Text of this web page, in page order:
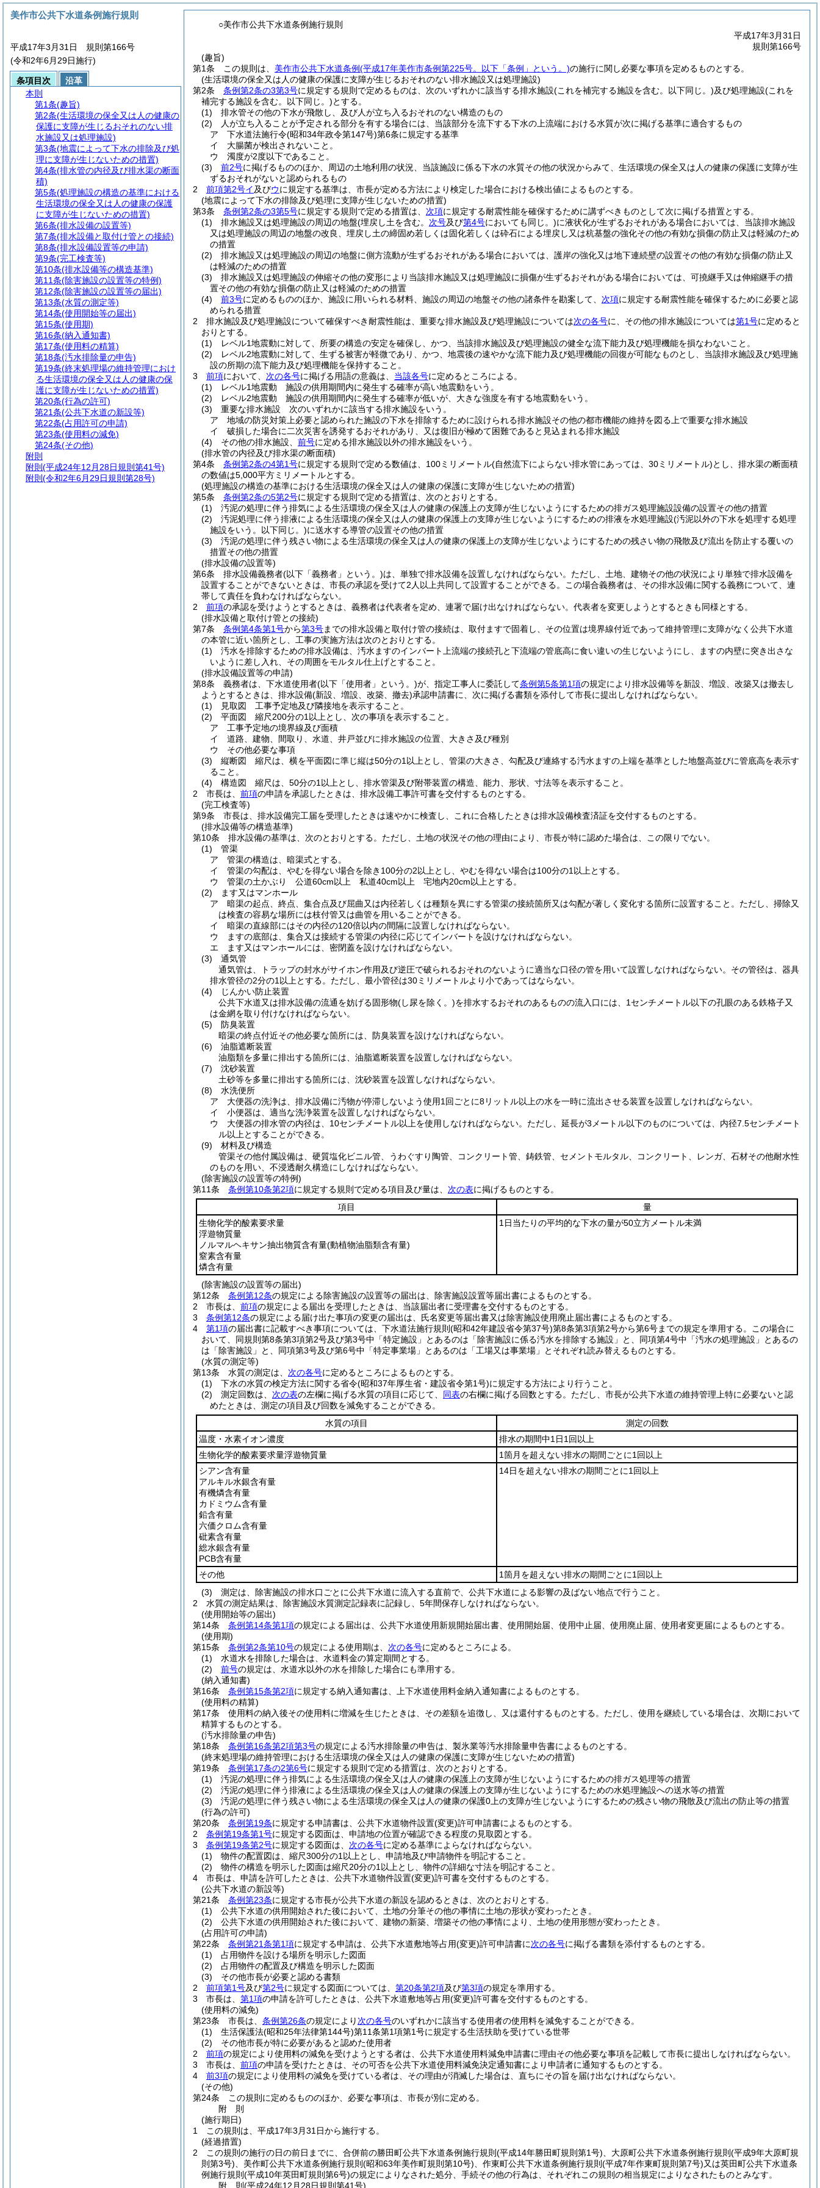
○美作市公共下水道条例施行規則
平成17年3月31日
規則第166号
(趣旨)
第1条
この規則は、 美作市公共下水道条例(平成17年美作市条例第225号。以下「条例」という。)の施行に関し必要な事項を定めるものとする。
(生活環境の保全又は人の健康の保護に支障が生じるおそれのない排水施設又は処理施設)
第2条
条例第2条の3第3号に規定する規則で定めるものは、次のいずれかに該当する排水施設(これを補完する施設を含む。以下同じ。)及び処理施設(これを
補完する施設を含む。以下同じ。)とする。
(1)
排水管その他の下水が飛散し、及び人が立ち入るおそれのない構造のもの
(2)
人が立ち入ることが予定される部分を有する場合には、当該部分を流下する下水の上流端における水質が次に掲げる基準に適合するもの
ア
下水道法施行令(昭和34年政令第147号)第6条に規定する基準
イ
大腸菌が検出されないこと。
ウ
濁度が2度以下であること。
(3)
前2号に掲げるもののほか、周辺の土地利用の状況、当該施設に係る下水の水質その他の状況からみて、生活環境の保全又は人の健康の保護に支障が生
ずるおそれがないと認められるもの
2
前項第2号イ及びウに規定する基準は、市長が定める方法により検定した場合における検出値によるものとする。
(地震によって下水の排除及び処理に支障が生じないための措置)
第3条
条例第2条の3第5号に規定する規則で定める措置は、 次項に規定する耐震性能を確保するために講ずべきものとして次に掲げる措置とする。
(1)
排水施設又は処理施設の周辺の地盤(埋戻し土を含む。 次号及び第4号においても同じ。)に液状化が生ずるおそれがある場合においては、当該排水施設
又は処理施設の周辺の地盤の改良、埋戻し土の締固め若しくは固化若しくは砕石による埋戻し又は杭基盤の強化その他の有効な損傷の防止又は軽減のため
の措置
(2)
排水施設又は処理施設の周辺の地盤に側方流動が生ずるおそれがある場合においては、護岸の強化又は地下連続壁の設置その他の有効な損傷の防止又
は軽減のための措置
(3)
排水施設又は処理施設の伸縮その他の変形により当該排水施設又は処理施設に損傷が生ずるおそれがある場合においては、可撓継手又は伸縮継手の措
置その他の有効な損傷の防止又は軽減のための措置
(4)
前3号に定めるもののほか、施設に用いられる材料、施設の周辺の地盤その他の諸条件を勘案して、 次項に規定する耐震性能を確保するために必要と認
められる措置
2
排水施設及び処理施設について確保すべき耐震性能は、重要な排水施設及び処理施設については次の各号に、その他の排水施設については第1号に定めると
おりとする。
(1)
レベル1地震動に対して、所要の構造の安定を確保し、かつ、当該排水施設及び処理施設の健全な流下能力及び処理機能を損なわないこと。
(2)
レベル2地震動に対して、生ずる被害が軽微であり、かつ、地震後の速やかな流下能力及び処理機能の回復が可能なものとし、当該排水施設及び処理施
設の所期の流下能力及び処理機能を保持すること。
3
前項において、 次の各号に掲げる用語の意義は、 当該各号に定めるところによる。
(1)
レベル1地震動 施設の供用期間内に発生する確率が高い地震動をいう。
(2)
レベル2地震動 施設の供用期間内に発生する確率が低いが、大きな強度を有する地震動をいう。
(3)
重要な排水施設 次のいずれかに該当する排水施設をいう。
ア
地域の防災対策上必要と認められた施設の下水を排除するために設けられる排水施設その他の都市機能の維持を図る上で重要な排水施設
イ
破損した場合に二次災害を誘発するおそれがあり、又は復旧が極めて困難であると見込まれる排水施設
(4)
その他の排水施設、 前号に定める排水施設以外の排水施設をいう。
(排水管の内径及び排水渠の断面積)
第4条
条例第2条の4第1号に規定する規則で定める数値は、100ミリメートル(自然流下によらない排水管にあっては、30ミリメートル)とし、排水渠の断面積
の数値は5,000平方ミリメートルとする。
(処理施設の構造の基準における生活環境の保全又は人の健康の保護に支障が生じないための措置)
第5条
条例第2条の5第2号に規定する規則で定める措置は、次のとおりとする。
(1)
汚泥の処理に伴う排気による生活環境の保全又は人の健康の保護上の支障が生じないようにするための排ガス処理施設設備の設置その他の措置
(2)
汚泥処理に伴う排液による生活環境の保全又は人の健康の保護上の支障が生じないようにするための排液を水処理施設(汚泥以外の下水を処理する処理
施設をいう。以下同じ。)に送水する導管の設置その他の措置
(3)
汚泥の処理に伴う残さい物による生活環境の保全又は人の健康の保護上の支障が生じないようにするための残さい物の飛散及び流出を防止する覆いの
措置その他の措置
(排水設備の設置等)
第6条
排水設備義務者(以下「義務者」という。)は、単独で排水設備を設置しなければならない。 ただし、土地、建物その他の状況により単独で排水設備を
設置することができないときは、市長の承認を受けて2人以上共同して設置することができる。
この場合義務者は、その排水設備に関する義務について、連
帯して責任を負わなければならない。
2
前項の承認を受けようとするときは、義務者は代表者を定め、連署で届け出なければならない。 代表者を変更しようとするときも同様とする。
(排水設備と取付け管との接続)
第7条
条例第4条第1号から第3号までの排水設備と取付け管の接続は、取付ますで固着し、その位置は境界線付近であって維持管理に支障がなく公共下水道
の本管に近い箇所とし、工事の実施方法は次のとおりとする。
(1)
汚水を排除するための排水設備は、汚水ますのインバート上流端の接続孔と下流端の管底高に食い違いの生じないようにし、ますの内壁に突き出さな
いように差し入れ、その周囲をモルタル仕上げとすること。
(排水設備設置等の申請)
第8条
義務者は、下水道使用者(以下「使用者」という。)が、指定工事人に委託して条例第5条第1項の規定により排水設備等を新設、増設、改築又は撤去し
ようとするときは、排水設備(新設、増設、改築、撤去)承認申請書に、次に掲げる書類を添付して市長に提出しなければならない。
(1)
見取図 工事予定地及び隣接地を表示すること。
(2)
平面図 縮尺200分の1以上とし、次の事項を表示すること。
ア
工事予定地の境界線及び面積
イ
道路、建物、間取り、水道、井戸並びに排水施設の位置、大きさ及び種別
ウ
その他必要な事項
(3)
縦断図 縮尺は、横を平面図に準じ縦は50分の1以上とし、管渠の大きさ、勾配及び連絡する汚水ますの上端を基準とした地盤高並びに管底高を表示す
ること。
(4)
構造図 縮尺は、50分の1以上とし、排水管渠及び附帯装置の構造、能力、形状、寸法等を表示すること。
2
市長は、 前項の申請を承認したときは、排水設備工事許可書を交付するものとする。
(完工検査等)
第9条
市長は、排水設備完工届を受理したときは速やかに検査し、これに合格したときは排水設備検査済証を交付するものとする。
(排水設備等の構造基準)
第10条
排水設備の基準は、次のとおりとする。 ただし、土地の状況その他の理由により、市長が特に認めた場合は、この限りでない。
(1)
管渠
ア
管渠の構造は、暗渠式とする。
イ
管渠の勾配は、やむを得ない場合を除き100分の2以上とし、やむを得ない場合は100分の1以上とする。
ウ
管渠の土かぶり 公道60cm以上 私道40cm以上 宅地内20cm以上とする。
(2)
ます又はマンホール
ア
暗渠の起点、終点、集合点及び屈曲又は内径若しくは種類を異にする管渠の接続箇所又は勾配が著しく変化する箇所に設置すること。 ただし、掃除又
は検査の容易な場所には枝付管又は曲管を用いることができる。
イ
暗渠の直線部にはその内径の120倍以内の間隔に設置しなければならない。
ウ
ますの底部は、集合又は接続する管渠の内径に応じてインバートを設けなければならない。
エ
ます又はマンホールには、密閉蓋を設けなければならない。
(3)
通気管
通気管は、トラップの封水がサイホン作用及び逆圧で破られるおそれのないように適当な口径の管を用いて設置しなければならない。その管径は、器具
排水管径の2分の1以上とする。ただし、最小管径は30ミリメートルより小であってはならない。
(4)
じんかい防止装置
公共下水道又は排水設備の流通を妨げる固形物(し尿を除く。)を排水するおそれのあるものの流入口には、1センチメートル以下の孔眼のある鉄格子又
は金網を取り付けなければならない。
(5)
防臭装置
暗渠の終点付近その他必要な箇所には、防臭装置を設けなければならない。
(6)
油脂遮断装置
油脂類を多量に排出する箇所には、油脂遮断装置を設置しなければならない。
(7)
沈砂装置
土砂等を多量に排出する箇所には、沈砂装置を設置しなければならない。
(8)
水洗便所
ア
大便器の洗浄は、排水設備に汚物が停滞しないよう使用1回ごとに8リットル以上の水を一時に流出させる装置を設置しなければならない。
イ
小便器は、適当な洗浄装置を設置しなければならない。
ウ
大便器の排水管の内径は、10センチメートル以上を使用しなければならない。 ただし、延長が3メートル以下のものについては、内径7.5センチメート
ル以上とすることができる。
(9)
材料及び構造
管渠その他付属設備は、硬質塩化ビニル管、うわぐすり陶管、コンクリート管、鋳鉄管、セメントモルタル、コンクリート、レンガ、石材その他耐水性
のものを用い、不浸透耐久構造にしなければならない。
(除害施設の設置等の特例)
第11条
条例第10条第2項に規定する規則で定める項目及び量は、 次の表に掲げるものとする。
項目
量
生物化学的酸素要求量
浮遊物質量
ノルマルヘキサン抽出物質含有量(動植物油脂類含有量)
窒素含有量
燐含有量
1日当たりの平均的な下水の量が50立方メートル未満
(除害施設の設置等の届出)
第12条
条例第12条の規定による除害施設の設置等の届出は、除害施設設置等届出書によるものとする。
2
市長は、 前項の規定による届出を受理したときは、当該届出者に受理書を交付するものとする。
3
条例第12条の規定による届け出た事項の変更の届出は、氏名変更等届出書又は除害施設使用廃止届出書によるものとする。
4
第1項の届出書に記載すべき事項については、下水道法施行規則 (昭和42年建設省令第37号)第8条第3項第2号から第6号までの規定を準用する。
この場合に
おいて、同規則第8条第3項第2号及び第3号中「特定施設」とあるのは「除害施設に係る汚水を排除する施設」と、同項第4号中「汚水の処理施設」とあるの
は「除害施設」と、同項第3号及び第6号中「特定事業場」とあるのは「工場又は事業場」とそれぞれ読み替えるものとする。
(水質の測定等)
第13条
水質の測定は、 次の各号に定めるところによるものとする。
(1)
下水の水質の検定方法に関する省令(昭和37年厚生省・建設省令第1号)に規定する方法により行うこと。
(2)
測定回数は、 次の表の左欄に掲げる水質の項目に応じて、 同表の右欄に掲げる回数とする。 ただし、市長が公共下水道の維持管理上特に必要ないと認
めたときは、測定の項目及び回数を減免することができる。
水質の項目
測定の回数
温度・水素イオン濃度
排水の期間中1日1回以上
生物化学的酸素要求量浮遊物質量
1箇月を超えない排水の期間ごとに1回以上
シアン含有量
アルキル水銀含有量
有機燐含有量
カドミウム含有量
鉛含有量
六価クロム含有量
砒素含有量
総水銀含有量
PCB含有量
14日を超えない排水の期間ごとに1回以上
その他
1箇月を超えない排水の期間ごとに1回以上
(3)
測定は、除害施設の排水口ごとに公共下水道に流入する直前で、公共下水道による影響の及ばない地点で行うこと。
2
水質の測定結果は、除害施設水質測定記録表に記録し、5年間保存しなければならない。
(使用開始等の届出)
第14条
条例第14条第1項の規定による届出は、公共下水道使用新規開始届出書、使用開始届、使用中止届、使用廃止届、使用者変更届によるものとする。
(使用期)
第15条
条例第2条第10号の規定による使用期は、 次の各号に定めるところによる。
(1)
水道水を排除した場合は、水道料金の算定期間とする。
(2)
前号の規定は、水道水以外の水を排除した場合にも準用する。
(納入通知書)
第16条
条例第15条第2項に規定する納入通知書は、上下水道使用料金納入通知書によるものとする。
(使用料の精算)
第17条
使用料の納入後その使用料に増減を生じたときは、その差額を追徴し、又は還付するものとする。 ただし、使用を継続している場合は、次期において
精算するものとする。
(汚水排除量の申告)
第18条
条例第16条第2項第3号の規定による汚水排除量の申告は、製氷業等汚水排除量申告書によるものとする。
(終末処理場の維持管理における生活環境の保全又は人の健康の保護に支障が生じないための措置)
第19条
条例第17条の2第6号に規定する規則で定める措置は、次のとおりとする。
(1)
汚泥の処理に伴う排気による生活環境の保全又は人の健康の保護上の支障が生じないようにするための排ガス処理等の措置
(2)
汚泥の処理に伴う排液による生活環境の保全又は人の健康の保護上の支障が生じないようにするための水処理施設への送水等の措置
(3)
汚泥の処理に伴う残さい物による生活環境の保全又は人の健康の保護0上の支障が生じないようにするための残さい物の飛散及び流出の防止等の措置
(行為の許可)
第20条
条例第19条に規定する申請書は、公共下水道物件設置(変更)許可申請書によるものとする。
2
条例第19条第1号に規定する図面は、申請地の位置が確認できる程度の見取図とする。
3
条例第19条第2号に規定する図面は、 次の各号に定める基準によらなければならない。
(1)
物件の配置図は、縮尺300分の1以上とし、申請地及び申請物件を明記すること。
(2)
物件の構造を明示した図面は縮尺20分の1以上とし、物件の詳細な寸法を明記すること。
4
市長は、申請を許可したときは、公共下水道物件設置(変更)許可書を交付するものとする。
(公共下水道の新設等)
第21条
条例第23条に規定する市長が公共下水道の新設を認めるときは、次のとおりとする。
(1)
公共下水道の供用開始された後において、土地の分筆その他の事情に土地の形状が変わったとき。
(2)
公共下水道の供用開始された後において、建物の新築、増築その他の事情により、土地の使用形態が変わったとき。
(占用許可の申請)
第22条
条例第21条第1項に規定する申請は、公共下水道敷地等占用(変更)許可申請書に次の各号に掲げる書類を添付するものとする。
(1)
占用物件を設ける場所を明示した図面
(2)
占用物件の配置及び構造を明示した図面
(3)
その他市長が必要と認める書類
2
前項第1号及び第2号に規定する図面については、 第20条第2項及び第3項の規定を準用する。
3
市長は、 第1項の申請を許可したときは、公共下水道敷地等占用(変更)許可書を交付するものとする。
(使用料の減免)
第23条
市長は、 条例第26条の規定により 次の各号のいずれかに該当する使用者の使用料を減免することができる。
(1)
生活保護法(昭和25年法律第144号)第11条第1項第1号に規定する生活扶助を受けている世帯
(2)
その他市長が特に必要があると認めた使用者
2
前項の規定により使用料の減免を受けようとする者は、公共下水道使用料減免申請書に理由その他必要な事項を記載して市長に提出しなければならない。
3
市長は、 前項の申請を受けたときは、その可否を公共下水道使用料減免決定通知書により申請者に通知するものとする。
4
前3項の規定により使用料の減免を受けている者は、その理由が消滅した場合は、直ちにその旨を届け出なければならない。
(その他)
第24条
この規則に定めるもののほか、必要な事項は、市長が別に定める。
附 則
(施行期日)
1
この規則は、平成17年3月31日から施行する。
(経過措置)
2
この規則の施行の日の前日までに、合併前の勝田町公共下水道条例施行規則 (平成14年勝田町規則第1号) 、大原町公共下水道条例施行規則 (平成9年大原町規
則第3号) 、美作町公共下水道条例施行規則 (昭和63年美作町規則第10号) 、作東町公共下水道条例施行規則 (平成7年作東町規則第7号)又は英田町公共下水道条
例施行規則 (平成10年英田町規則第6号)の規定によりなされた処分、手続その他の行為は、それぞれこの規則の相当規定によりなされたものとみなす。
附 則(平成24年12月28日規則第41号)
美作市公共下水道条例施行規則
平成17年3月31日 規則第166号
(令和2年6月29日施行)
条項目次
沿革
本則
第1条(趣旨)
第2条(生活環境の保全又は人の健康の
保護に支障が生じるおそれのない排
水施設又は処理施設)
第3条(地震によって下水の排除及び処
理に支障が生じないための措置)
第4条(排水管の内径及び排水渠の断面
積)
第5条(処理施設の構造の基準における
生活環境の保全又は人の健康の保護
に支障が生じないための措置)
第6条(排水設備の設置等)
第7条(排水設備と取付け管との接続)
第8条(排水設備設置等の申請)
第9条(完工検査等)
第10条(排水設備等の構造基準)
第11条(除害施設の設置等の特例)
第12条(除害施設の設置等の届出)
第13条(水質の測定等)
第14条(使用開始等の届出)
第15条(使用期)
第16条(納入通知書)
第17条(使用料の精算)
第18条(汚水排除量の申告)
第19条(終末処理場の維持管理におけ
る生活環境の保全又は人の健康の保
護に支障が生じないための措置)
第20条(行為の許可)
第21条(公共下水道の新設等)
第22条(占用許可の申請)
第23条(使用料の減免)
第24条(その他)
附則
附則 (平成24年12月28日規則第41号)
附則 (令和2年6月29日規則第28号)